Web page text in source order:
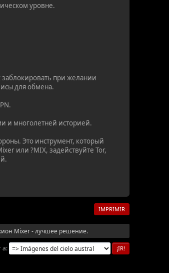
уровне.
при желании
для обмена.
и многолетней историей.
Это инструмент, который
или ?MIX, задействуйте Tor,
IMPRIMIR
Mixer - лучшее решение.
a